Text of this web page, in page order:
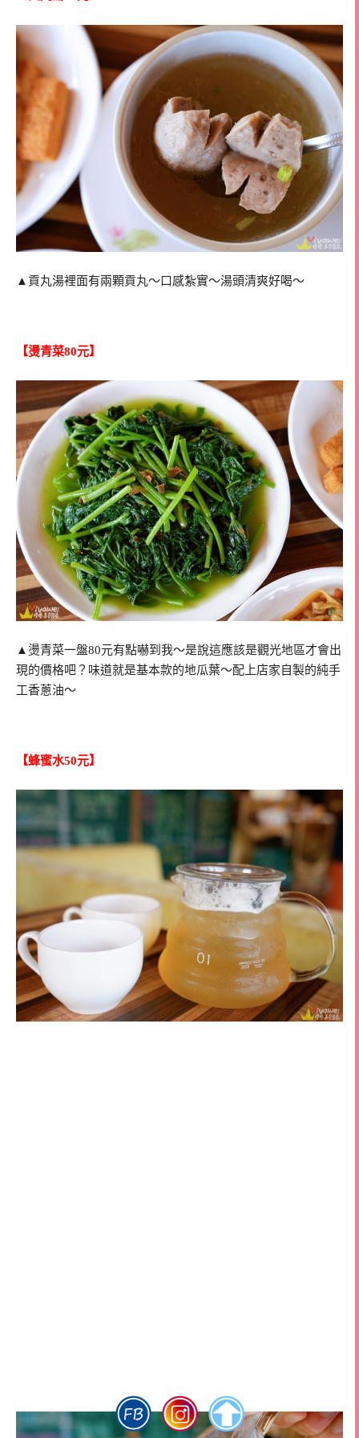
▲貢丸湯裡面有兩顆貢丸～口感紮實～湯頭清爽好喝～
【燙青菜80元】
▲燙青菜一盤80元有點嚇到我～是說這應該是觀光地區才會出
現的價格吧？味道就是基本款的地瓜葉～配上店家自製的純手
工香蔥油～
【蜂蜜水50元】